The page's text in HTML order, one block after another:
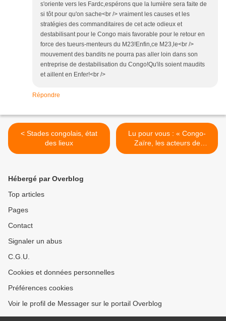
s'oriente vers les Fardc,espérons que la lumière sera faite de
si tôt pour qu'on sache<br /> vraiment les causes et les
stratégies des commanditaires de cet acte odieux et
destabilisant pour le Congo mais favorable pour le retour en
force des tueurs-menteurs du M23!Enfin,ce M23,le<br />
mouvement des bandits ne pourra pas aller loin dans son
entreprise de destabilisation du Congo!Qu'ils soient maudits
et aillent en Enfer!<br />
Répondre
< Stades congolais, état
des lieux
Lu pour vous : « Congo-
Zaïre, les acteurs de
l’histoire » >
Hébergé par Overblog
Top articles
Pages
Contact
Signaler un abus
C.G.U.
Cookies et données personnelles
Préférences cookies
Voir le profil de Messager sur le portail Overblog